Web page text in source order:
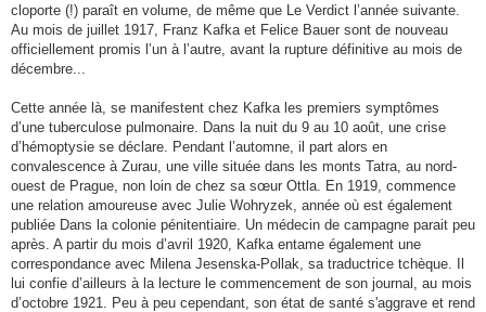
cloporte (!) paraît en volume, de même que Le Verdict l’année suivante.
Au mois de juillet 1917, Franz Kafka et Felice Bauer sont de nouveau
officiellement promis l’un à l’autre, avant la rupture définitive au mois de
décembre...
Cette année là, se manifestent chez Kafka les premiers symptômes
d’une tuberculose pulmonaire. Dans la nuit du 9 au 10 août, une crise
d’hémoptysie se déclare. Pendant l’automne, il part alors en
convalescence à Zurau, une ville située dans les monts Tatra, au nord-
ouest de Prague, non loin de chez sa sœur Ottla. En 1919, commence
une relation amoureuse avec Julie Wohryzek, année où est également
publiée Dans la colonie pénitentiaire. Un médecin de campagne parait peu
après. A partir du mois d’avril 1920, Kafka entame également une
correspondance avec Milena Jesenska-Pollak, sa traductrice tchèque. Il
lui confie d’ailleurs à la lecture le commencement de son journal, au mois
d’octobre 1921. Peu à peu cependant, son état de santé s'aggrave et rend